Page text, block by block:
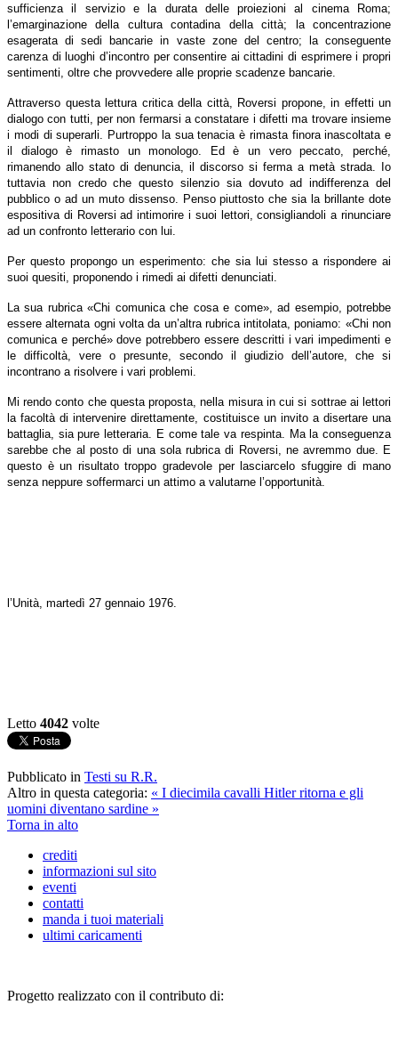
sufficienza il servizio e la durata delle proiezioni al cinema Roma;
l’emarginazione della cultura contadina della città; la concentrazione
esagerata di sedi bancarie in vaste zone del centro; la conseguente
carenza di luoghi d’incontro per consentire ai cittadini di esprimere i propri
sentimenti, oltre che provvedere alle proprie scadenze bancarie.
Attraverso questa lettura critica della città, Roversi propone, in effetti un
dialogo con tutti, per non fermarsi a constatare i difetti ma trovare insieme
i modi di superarli. Purtroppo la sua tenacia è rimasta finora inascoltata e
il dialogo è rimasto un monologo. Ed è un vero peccato, perché,
rimanendo allo stato di denuncia, il discorso si ferma a metà strada. Io
tuttavia non credo che questo silenzio sia dovuto ad indifferenza del
pubblico o ad un muto dissenso. Penso piuttosto che sia la brillante dote
espositiva di Roversi ad intimorire i suoi lettori, consigliandoli a rinunciare
ad un confronto letterario con lui.
Per questo propongo un esperimento: che sia lui stesso a rispondere ai
suoi quesiti, proponendo i rimedi ai difetti denunciati.
La sua rubrica «Chi comunica che cosa e come», ad esempio, potrebbe
essere alternata ogni volta da un’altra rubrica intitolata, poniamo: «Chi non
comunica e perché» dove potrebbero essere descritti i vari impedimenti e
le difficoltà, vere o presunte, secondo il giudizio dell’autore, che si
incontrano a risolvere i vari problemi.
Mi rendo conto che questa proposta, nella misura in cui si sottrae ai lettori
la facoltà di intervenire direttamente, costituisce un invito a disertare una
battaglia, sia pure letteraria. E come tale va respinta. Ma la conseguenza
sarebbe che al posto di una sola rubrica di Roversi, ne avremmo due. E
questo è un risultato troppo gradevole per lasciarcelo sfuggire di mano
senza neppure soffermarci un attimo a valutarne l’opportunità.
l’Unità, martedì 27 gennaio 1976.
Letto 4042 volte
Pubblicato in Testi su R.R.
Altro in questa categoria: « I diecimila cavalli Hitler ritorna e gli
uomini diventano sardine »
Torna in alto
crediti
informazioni sul sito
eventi
contatti
manda i tuoi materiali
ultimi caricamenti
Progetto realizzato con il contributo di: